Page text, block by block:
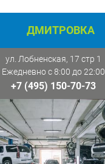
ДМИТРОВКА
ул. Лобненская, 17 стр 1
Ежедневно с 8:00 до 22:00
+7 (495) 150-70-73